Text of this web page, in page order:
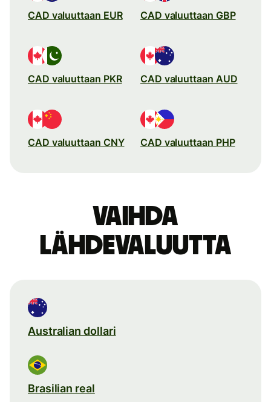
CAD valuuttaan EUR CAD valuuttaan GBP
CAD valuuttaan PKR CAD valuuttaan AUD
CAD valuuttaan CNY CAD valuuttaan PHP
Vaihda
lähdevaluutta
Australian dollari
Brasilian real